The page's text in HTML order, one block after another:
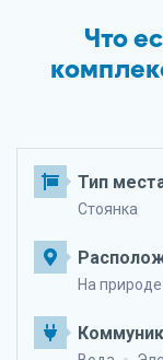
Что
Тип
Стоянка
На природе